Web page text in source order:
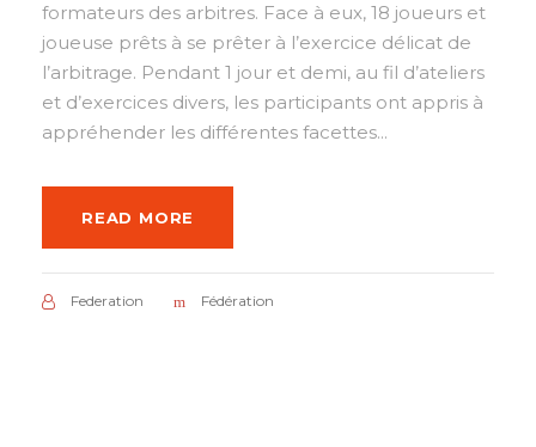
formateurs des arbitres. Face à eux, 18 joueurs et
joueuse prêts à se prêter à l’exercice délicat de
l’arbitrage. Pendant 1 jour et demi, au fil d’ateliers
et d’exercices divers, les participants ont appris à
appréhender les différentes facettes...
READ MORE
Federation Fédération